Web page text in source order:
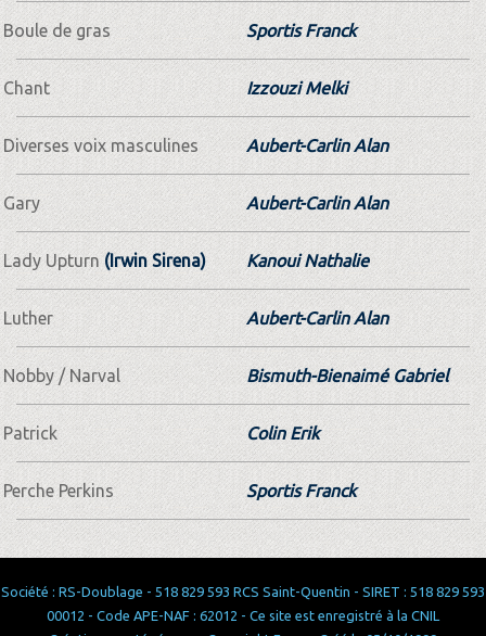
Boule de gras Sportis Franck
Chant Izzouzi Melki
Diverses voix masculines Aubert-Carlin Alan
Gary Aubert-Carlin Alan
Lady Upturn (Irwin Sirena) Kanoui Nathalie
Luther Aubert-Carlin Alan
Nobby / Narval Bismuth-Bienaimé Gabriel
Patrick Colin Erik
Perche Perkins Sportis Franck
Société : RS-Doublage - 518 829 593 RCS Saint-Quentin - SIRET : 518 829 593
00012 - Code APE-NAF : 62012 - Ce site est enregistré à la CNIL